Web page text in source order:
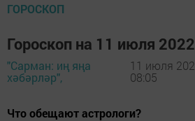
ГОРОСКОП
Гороскоп на 11 июля
"Сарман: иң яңа
хәбәрләр",
11 июля
08:05
Что обещают астрологи?